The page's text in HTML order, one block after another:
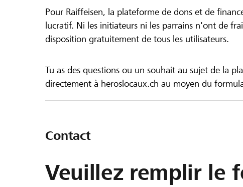
Pour Raiffeisen, la plateforme de dons et de
lucratif. Ni les initiateurs ni les parrains n'ont de
disposition gratuitement de tous les utilisateurs.
Tu as des questions ou un souhait au sujet de la
directement à heroslocaux.ch au moyen du
Contact
Veuillez remplir le